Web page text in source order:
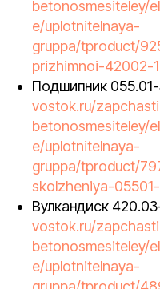
betonosmesiteley/
e/uplotnitelnaya-
gruppa/tproduct/
prizhimnoi-42002-
Подшипник
vostok.ru/
betonosmesiteley/
e/uplotnitelnaya-
gruppa/tproduct/
skolzheniya-
Вулкандиск
vostok.ru/
betonosmesiteley/
e/uplotnitelnaya-